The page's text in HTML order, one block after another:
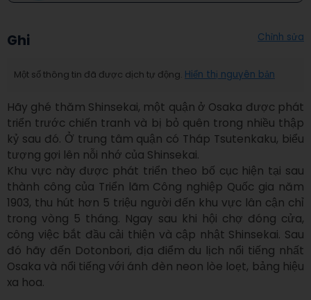
Ghi Chỉnh sửa
Một số thông tin đã được dịch tự động. Hiển thị nguyên bản
Hãy ghé thăm Shinsekai, một quận ở Osaka được phát
triển trước chiến tranh và bị bỏ quên trong nhiều thập
kỷ sau đó. Ở trung tâm quận có Tháp Tsutenkaku, biểu
tượng gợi lên nỗi nhớ của Shinsekai.
Khu vực này được phát triển theo bố cục hiện tại sau
thành công của Triển lãm Công nghiệp Quốc gia năm
1903, thu hút hơn 5 triệu người đến khu vực lân cận chỉ
trong vòng 5 tháng. Ngay sau khi hội chợ đóng cửa,
công việc bắt đầu cải thiện và cập nhật Shinsekai. Sau
đó hãy đến Dotonbori, địa điểm du lịch nổi tiếng nhất
Osaka và nổi tiếng với ánh đèn neon lòe loẹt, bảng hiệu
xa hoa.